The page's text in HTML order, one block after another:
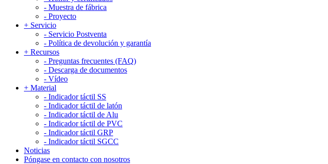
- Muestra de fábrica
- Proyecto
+ Servicio
- Servicio Postventa
- Política de devolución y garantía
+ Recursos
- Preguntas frecuentes (FAQ)
- Descarga de documentos
- Vídeo
+ Material
- Indicador táctil SS
- Indicador táctil de latón
- Indicador táctil de Alu
- Indicador táctil de PVC
- Indicador táctil GRP
- Indicador táctil SGCC
Noticias
Póngase en contacto con nosotros